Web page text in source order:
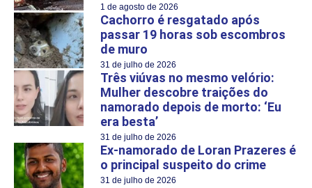
1 de agosto de 2026
Cachorro é resgatado após
passar 19 horas sob escombros
de muro
31 de julho de 2026
Três viúvas no mesmo velório:
Mulher descobre traições do
namorado depois de morto: ‘Eu
era besta’
31 de julho de 2026
Ex-namorado de Loran Prazeres é
o principal suspeito do crime
31 de julho de 2026